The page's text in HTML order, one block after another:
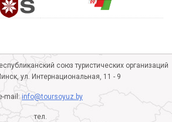
союз туристических организаций
ул. Интернациональная, 11 - 9
mail:info@toursoyuz.by
тел.